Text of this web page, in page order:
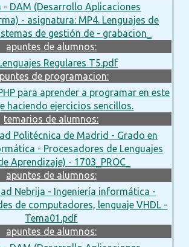
- DAM (Desarrollo Aplicaciones
- asignatura: MP4. Lenguajes de
de gestión de - grabacion_
apuntes de alumnos:
Regulares T5.pdf
de programacion:
para aprender a programar en este
haciendo ejercicios sencillos.
temarios de alumnos:
Politécnica de Madrid - Grado en
- Procesadores de Lenguajes
Aprendizaje) - 1703_PROC_
apuntes de alumnos:
Nebrija - Ingeniería informática -
de computadores, lenguaje VHDL -
Tema01.pdf
apuntes de alumnos: